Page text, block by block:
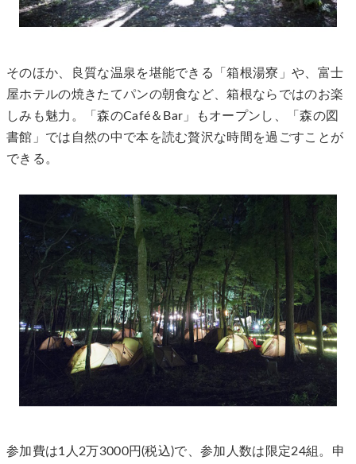
そのほか、良質な温泉を堪能できる「箱根湯寮」や、富士
屋ホテルの焼きたてパンの朝食など、箱根ならではのお楽
しみも魅力。「森のCafé＆Bar」もオープンし、「森の図
書館」では自然の中で本を読む贅沢な時間を過ごすことが
できる。
参加費は1人2万3000円(税込)で、参加人数は限定24組。申